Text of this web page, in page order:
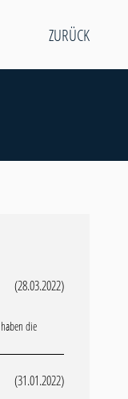
ZURÜCK
(28.03.2022)
die
(31.01.2022)